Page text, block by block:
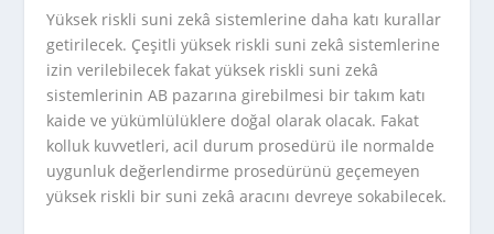
Yüksek riskli suni zekâ sistemlerine daha katı kurallar
getirilecek. Çeşitli yüksek riskli suni zekâ sistemlerine
izin verilebilecek fakat yüksek riskli suni zekâ
sistemlerinin AB pazarına girebilmesi bir takım katı
kaide ve yükümlülüklere doğal olarak olacak. Fakat
kolluk kuvvetleri, acil durum prosedürü ile normalde
uygunluk değerlendirme prosedürünü geçemeyen
yüksek riskli bir suni zekâ aracını devreye sokabilecek.